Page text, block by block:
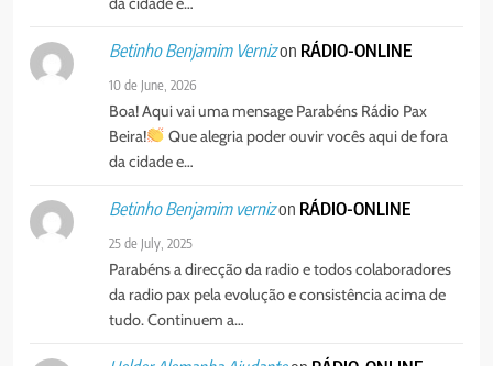
Betinho Benjamim Vernizon RÁDIO-ONLINE
10 de June, 2026
Boa! Aqui vai uma mensage Parabéns Rádio Pax
Beira!
Que alegria poder ouvir vocês aqui de fora
da cidade e…
Betinho Benjamim vernizon RÁDIO-ONLINE
25 de July, 2025
Parabéns a direcção da radio e todos colaboradores
da radio pax pela evolução e consistência acima de
tudo. Continuem a…